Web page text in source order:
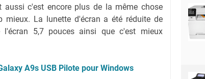
c'est encore plus de la même chose
mieux. La lunette d'écran a été réduite de
5,7 pouces ainsi que c'est mieux
A9s USB Pilote pour Windows